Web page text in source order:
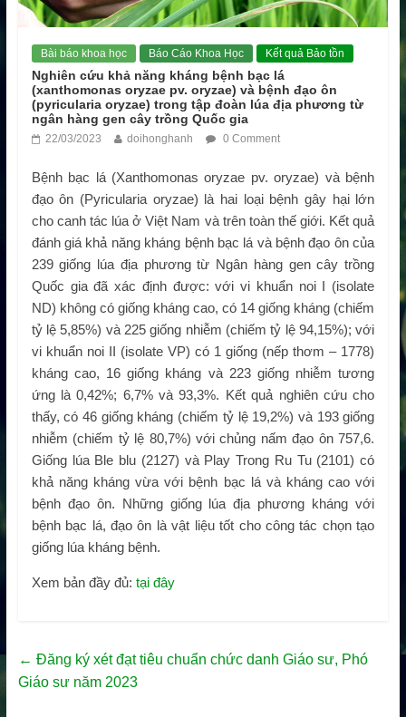
Bài báo khoa học Báo Cáo Khoa Học Kết quả Bảo tồn
Nghiên cứu khả năng kháng bệnh bạc lá
(xanthomonas oryzae pv. oryzae) và bệnh đạo ôn
(pyricularia oryzae) trong tập đoàn lúa địa phương từ
ngân hàng gen cây trồng Quốc gia
22/03/2023 doihonghanh 0 Comment
Bệnh bạc lá (Xanthomonas oryzae pv. oryzae) và bệnh
đạo ôn (Pyricularia oryzae) là hai loại bệnh gây hại lớn
cho canh tác lúa ở Việt Nam và trên toàn thế giới. Kết quả
đánh giá khả năng kháng bệnh bạc lá và bệnh đạo ôn của
239 giống lúa địa phương từ Ngân hàng gen cây trồng
Quốc gia đã xác định được: với vi khuẩn noi I (isolate
ND) không có giống kháng cao, có 14 giống kháng (chiếm
tỷ lệ 5,85%) và 225 giống nhiễm (chiếm tỷ lệ 94,15%); với
vi khuẩn noi II (isolate VP) có 1 giống (nếp thơm – 1778)
kháng cao, 16 giống kháng và 223 giống nhiễm tương
ứng là 0,42%; 6,7% và 93,3%. Kết quả nghiên cứu cho
thấy, có 46 giống kháng (chiếm tỷ lệ 19,2%) và 193 giống
nhiễm (chiếm tỷ lệ 80,7%) với chủng nấm đạo ôn 757,6.
Giống lúa Ble blu (2127) và Play Trong Ru Tu (2101) có
khả năng kháng vừa với bệnh bạc lá và kháng cao với
bệnh đạo ôn. Những giống lúa địa phương kháng với
bệnh bạc lá, đạo ôn là vật liệu tốt cho công tác chọn tạo
giống lúa kháng bệnh.
Xem bản đầy đủ: tại đây
← Đăng ký xét đạt tiêu chuẩn chức danh Giáo sư, Phó
Giáo sư năm 2023